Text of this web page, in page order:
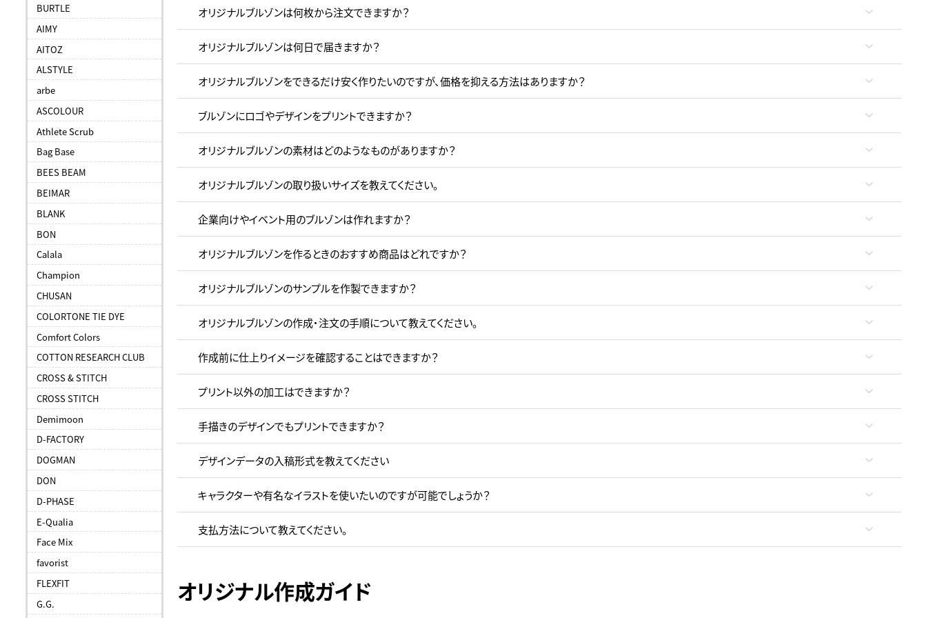
BURTLE
AIMY
AITOZ
ALSTYLE
arbe
ASCOLOUR
Athlete Scrub
Bag Base
BEES BEAM
BEIMAR
BLANK
BON
Calala
Champion
CHUSAN
COLORTONE TIE DYE
Comfort Colors
COTTON RESEARCH CLUB
CROSS & STITCH
CROSS STITCH
Demimoon
D-FACTORY
DOGMAN
DON
D-PHASE
E-Qualia
Face Mix
favorist
FLEXFIT
G.G.
オリジナルブルゾンは何枚から注文できますか？
オリジナルブルゾンは何日で届きますか？
オリジナルブルゾンをできるだけ安く作りたいのですが、価格を抑える方法はありますか？
ブルゾンにロゴやデザインをプリントできますか？
オリジナルブルゾンの素材はどのようなものがありますか？
オリジナルブルゾンの取り扱いサイズを教えてください。
企業向けやイベント用のブルゾンは作れますか？
オリジナルブルゾンを作るときのおすすめ商品はどれですか？
オリジナルブルゾンのサンプルを作製できますか？
オリジナルブルゾンの作成・注文の手順について教えてください。
作成前に仕上りイメージを確認することはできますか？
プリント以外の加工はできますか？
手描きのデザインでもプリントできますか？
デザインデータの入稿形式を教えてください
キャラクターや有名なイラストを使いたいのですが可能でしょうか？
支払方法について教えてください。
オリジナル作成ガイド